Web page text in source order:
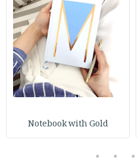
Notebook with Gold
3
4
5